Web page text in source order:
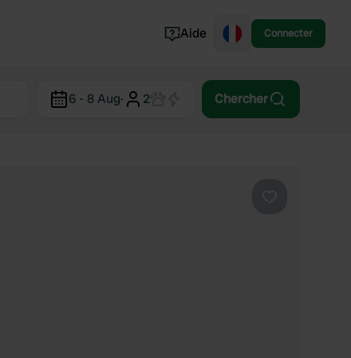
Aide Connecter
6 - 8 Aug· 2 Chercher